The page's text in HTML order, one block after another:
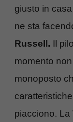
giusto in casa
ne sta
Russell. Il
momento
monoposto
piacciono. La